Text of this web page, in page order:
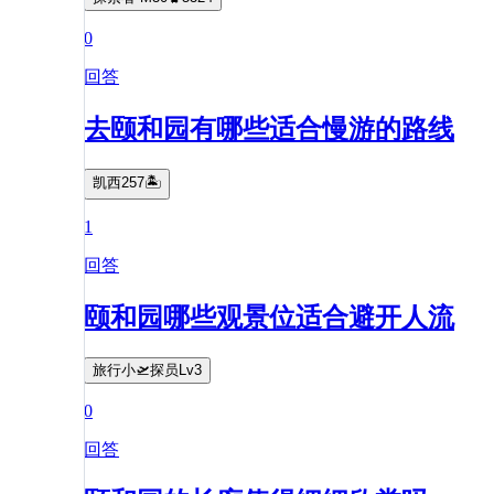
0
回答
去颐和园有哪些适合慢游的路线
凯西257🏝
1
回答
颐和园哪些观景位适合避开人流
旅行小🛫探员Lv3
0
回答